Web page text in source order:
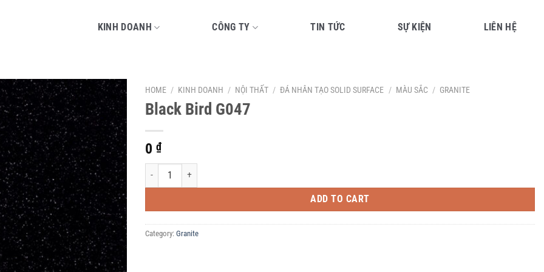
KINH DOANH CÔNG TY TIN TỨC SỰ KIỆN LIÊN HỆ
HOME / KINH DOANH / NỘI THẤT / ĐÁ NHÂN TẠO SOLID SURFACE / MÀU SẮC / GRANITE
Black Bird G047
0 ₫
Black Bird G047 quantity
ADD TO CART
Category: Granite